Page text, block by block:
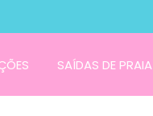
SAÍDAS DE PRAIA